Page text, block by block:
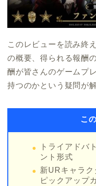
このレビューを読み終
の概要、得られる報酬
酬が皆さんのゲームプ
持つのかという疑問が
こ
トライアドバ
ント形式
新URキャラク
ピックアップ